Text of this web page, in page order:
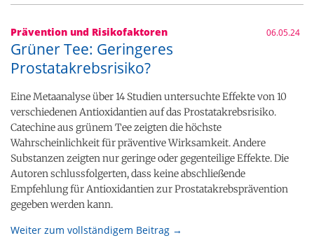
Prävention und Risikofaktoren 06.05.24
Grüner Tee: Geringeres
Prostatakrebsrisiko?
Eine Metaanalyse über 14 Studien untersuchte Effekte von 10
verschiedenen Antioxidantien auf das Prostatakrebsrisiko.
Catechine aus grünem Tee zeigten die höchste
Wahrscheinlichkeit für präventive Wirksamkeit. Andere
Substanzen zeigten nur geringe oder gegenteilige Effekte. Die
Autoren schlussfolgerten, dass keine abschließende
Empfehlung für Antioxidantien zur Prostatakrebsprävention
gegeben werden kann.
Weiter zum vollständigem Beitrag →